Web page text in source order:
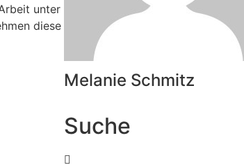
unter
diese
Melanie Schmitz
Suche